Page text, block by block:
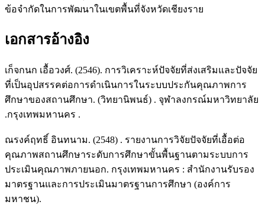
ข้อจำกัดในการพัฒนาในเขตพื้นที่จังหวัดเชียงราย
เอกสารอ้างอิง
เก็จกนก เอื้อวงศ์. (2546). การวิเคราะห์ปัจจัยที่ส่งเสริมและปัจจัย
ที่เป็นอุปสรรคต่อการดำเนินการในระบบประกันคุณภาพการ
ศึกษาของสถานศึกษา. (วิทยานิพนธ์) . จุฬาลงกรณ์มหาวิทยาลัย
.กรุงเทพมหานคร .
ณรงค์ฤทธิ์ อินทนาม. (2548) . รายงานการวิจัยปัจจัยที่เอื้อต่อ
คุณภาพสถานศึกษาระดับการศึกษาขั้นพื้นฐานตามระบบการ
ประเมินคุณภาพภายนอก. กรุงเทพมหานคร : สำนักงานรับรอง
มาตรฐานและการประเมินมาตรฐานการศึกษา (องค์การ
มหาชน).